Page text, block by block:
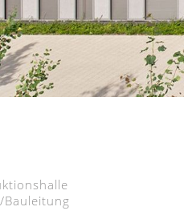
Bauleitung